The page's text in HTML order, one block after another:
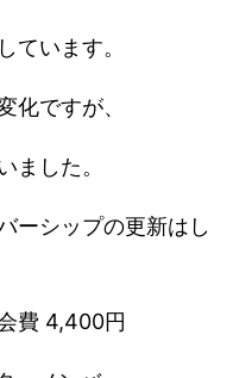
ています。
化ですが、
ました。
ーシップの更新はし
費 4,400円